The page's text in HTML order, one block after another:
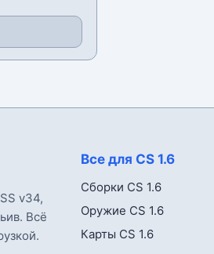
v34,
Всё
Все для CS 1.6
Сборки CS 1.6
Оружие CS 1.6
Карты CS 1.6